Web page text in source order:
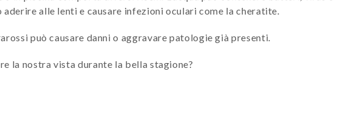
alle lenti e causare infezioni oculari come la cheratite.
può causare danni o aggravare patologie già presenti.
la nostra vista durante la bella stagione?